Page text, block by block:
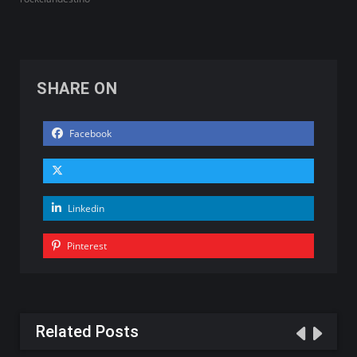
SHARE ON
Facebook
Linkedin
Pinterest
Related Posts